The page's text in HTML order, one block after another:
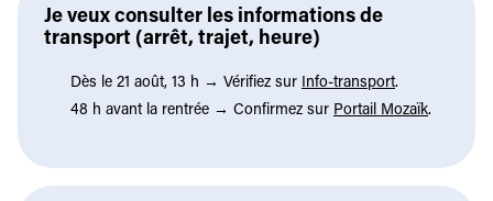
Je veux consulter les informations de
transport (arrêt, trajet, heure)
Dès le 21 août, 13 h → Vérifiez sur Info-transport.
48 h avant la rentrée → Confirmez sur Portail Mozaïk.